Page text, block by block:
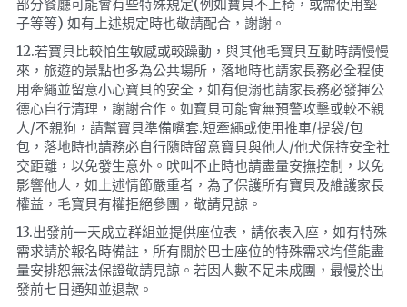
部分餐廳可能會有些特殊規定(例如寶貝不上椅，或需使用墊
子等等) 如有上述規定時也敬請配合，謝謝。
12.若寶貝比較怕生敏感或較躁動，與其他毛寶貝互動時請慢慢
來，旅遊的景點也多為公共場所，落地時也請家長務必全程使
用牽繩並留意小心寶貝的安全，如有便溺也請家長務必發揮公
德心自行清理，謝謝合作。如寶貝可能會無預警攻擊或較不親
人/不親狗，請幫寶貝準備嘴套.短牽繩或使用推車/提袋/包
包，落地時也請務必自行隨時留意寶貝與他人/他犬保持安全社
交距離，以免發生意外。吠叫不止時也請盡量安撫控制，以免
影響他人，如上述情節嚴重者，為了保護所有寶貝及維護家長
權益，毛寶貝有權拒絕參團，敬請見諒。
13.出發前一天成立群組並提供座位表，請依表入座，如有特殊
需求請於報名時備註，所有關於巴士座位的特殊需求均僅能盡
量安排恕無法保證敬請見諒。若因人數不足未成團，最慢於出
發前七日通知並退款。